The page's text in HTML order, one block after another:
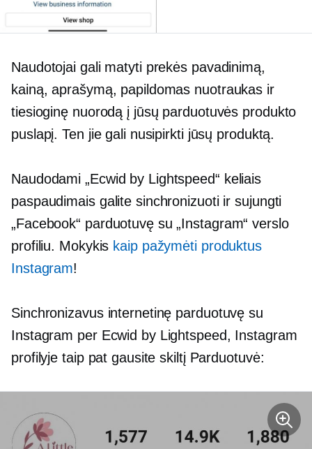
Naudotojai gali matyti prekės pavadinimą,
kainą, aprašymą, papildomas nuotraukas ir
tiesioginę nuorodą į jūsų parduotuvės produkto
puslapį. Ten jie gali nusipirkti jūsų produktą.
Naudodami „Ecwid by Lightspeed“ keliais
paspaudimais galite sinchronizuoti ir sujungti
„Facebook“ parduotuvę su „Instagram“ verslo
profiliu. Mokykis kaip pažymėti produktus
Instagram!
Sinchronizavus internetinę parduotuvę su
Instagram per Ecwid by Lightspeed, Instagram
profilyje taip pat gausite skiltį Parduotuvė: